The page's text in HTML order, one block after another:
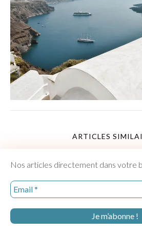
Nos articles directement dans votre
ARTICLES